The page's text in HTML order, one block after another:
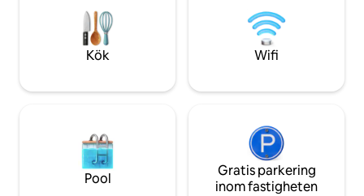
Irländska havet. Perfekt bas för
dagsutflykt i Irlands antika öst. Också
perfekt för wellness-evenemang och
gården (häst,
direktbuss till
meter bort. Inte
eller sjuka.
Kök Wifi
Pool
Gratis parkering
inom fastigheten